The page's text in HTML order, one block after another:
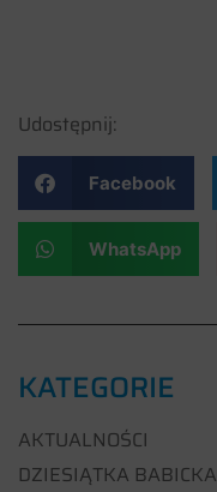
Udostępnij:
Facebook
WhatsApp
KATEGORIE
AKTUALNOŚCI
DZIESIĄTKA BABICKA